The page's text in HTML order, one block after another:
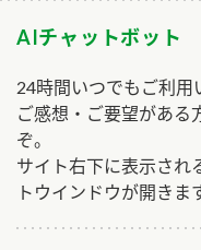
AIチャットボット
24時間いつでもご利用
ご感想・ご要望がある
ぞ。
サイト右下に表示され
トウインドウが開きま